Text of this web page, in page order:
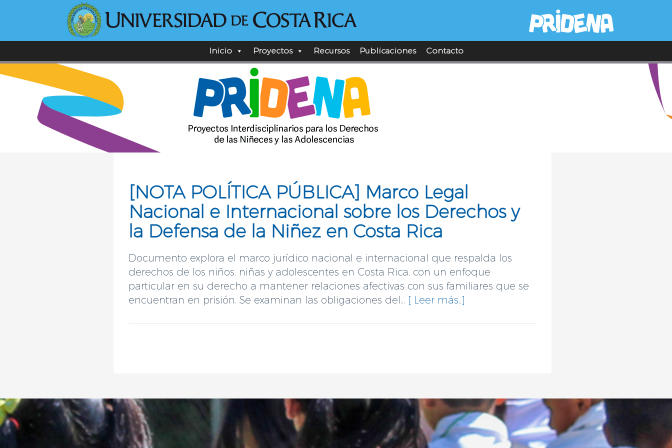
Inicio Proyectos Recursos Publicaciones Contacto
[NOTA POLÍTICA PÚBLICA] Marco Legal
Nacional e Internacional sobre los Derechos y
la Defensa de la Niñez en Costa Rica
Documento explora el marco jurídico nacional e internacional que respalda los
derechos de los niños, niñas y adolescentes en Costa Rica, con un enfoque
particular en su derecho a mantener relaciones afectivas con sus familiares que se
encuentran en prisión. Se examinan las obligaciones del... [ Leer más..]